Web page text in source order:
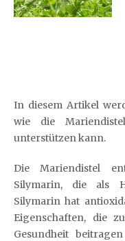
In diesem Artikel
wie die
unterstützen kann.
Die Mariendistel
Silymarin, die als
Silymarin hat
Eigenschaften, die
Gesundheit